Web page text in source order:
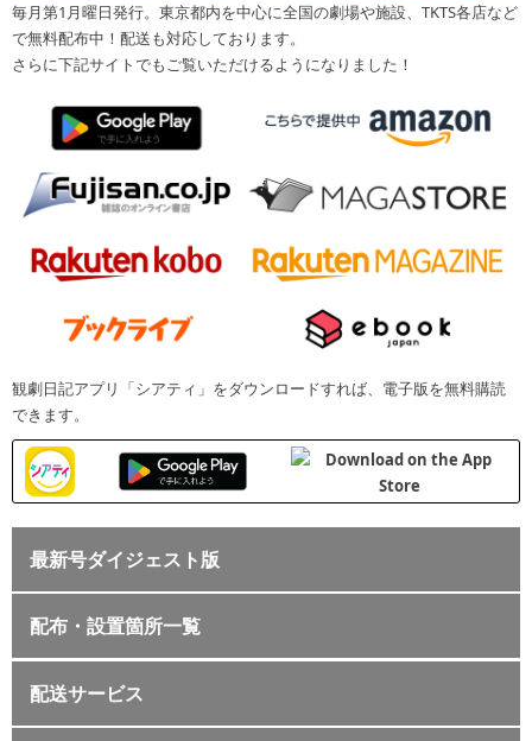
毎月第1月曜日発行。東京都内を中心に全国の劇場や施設、TKTS各店など
で無料配布中！配送も対応しております。
さらに下記サイトでもご覧いただけるようになりました！
観劇日記アプリ「シアティ」をダウンロードすれば、電子版を無料購読
できます。
最新号ダイジェスト版
配布・設置箇所一覧
配送サービス